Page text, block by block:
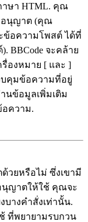
าษา HTML. คุณ
อนุญาต (คุณ
ข้อความโพสต์ ได้ที่
BBCode จะคล้าย
องหมาย [ และ ]
บคุมข้อความที่อยู่
นข้อมูลเพิ่มเติม
อความ.
วยหรือไม่ ซึ่งเขามี
ญาตให้ใช้ คุณจะ
บางคำสั่งเท่านั้น.
ที่พยายามรบกวน